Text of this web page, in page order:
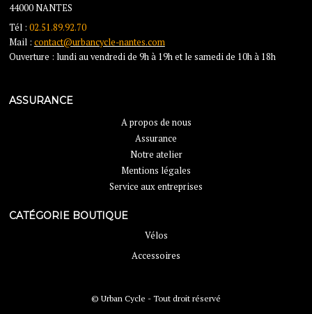
44000 NANTES
Tél : 02.51.89.92.70
Mail : contact@urbancycle-nantes.com
Ouverture : lundi au vendredi de 9h à 19h et le samedi de 10h à 18h
ASSURANCE
A propos de nous
Assurance
Notre atelier
Mentions légales
Service aux entreprises
CATÉGORIE BOUTIQUE
Vélos
Accessoires
© Urban Cycle - Tout droit réservé